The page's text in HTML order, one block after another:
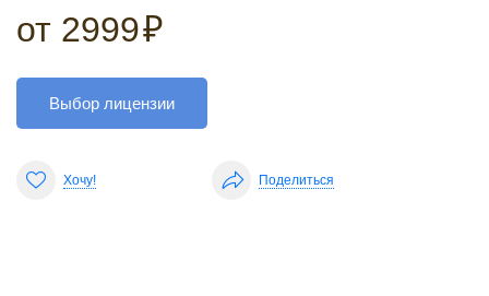
от 2999₽
Выбор лицензии
Хочу! Поделиться